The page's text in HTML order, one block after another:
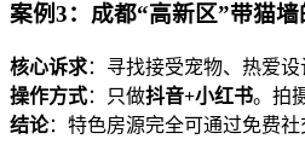
案例3：成都“高新区”带猫墙
核心诉求：寻找接受宠物、热爱设
操作方式：只做抖音+小红书。拍
结论：特色房源完全可通过免费社